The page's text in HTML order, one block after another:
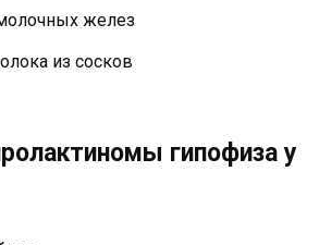
желез
из сосков
гипофиза у